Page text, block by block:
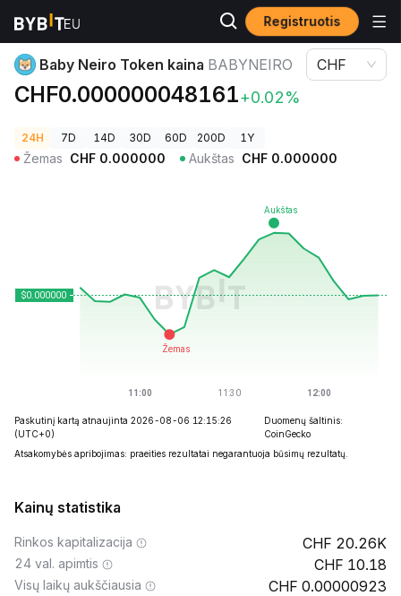
Registruotis
Kriptovaliutų kainos Baby Neiro Token kaina BABYNEIRO
Baby Neiro Token kaina BABYNEIRO
CHF0.000000048161+0.02%
CHF
24H 7D 14D 30D 60D 200D 1Y
Žemas CHF 0.000000 Aukštas CHF 0.000000
Paskutinį kartą atnaujinta 2026-08-06 12:15:26
(UTC+0)
Duomenų šaltinis:
CoinGecko
Atsakomybės apribojimas: praeities rezultatai negarantuoja būsimų rezultatų.
Kainų statistika
Rinkos kapitalizacija 20.26K
24 val. apimtis 10.18
Visų laikų aukščiausia 0.00000923